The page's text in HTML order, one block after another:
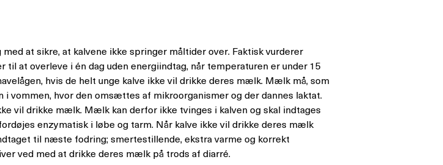
at sikre, at kalvene ikke springer måltider over. Faktisk vurderer
at overleve i én dag uden energiindtag, når temperaturen er under 15
hvis de helt unge kalve ikke vil drikke deres mælk. Mælk må, som
vommen, hvor den omsættes af mikroorganismer og der dannes laktat.
vil drikke mælk. Mælk kan derfor ikke tvinges i kalven og skal indtages
enzymatisk i løbe og tarm. Når kalve ikke vil drikke deres mælk
til næste fodring; smertestillende, ekstra varme og korrekt
ved med at drikke deres mælk på trods af diarré.